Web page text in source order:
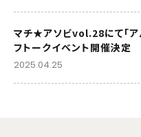
マチ★アソビvol.28にて「ア
フトークイベント開催決定
2025.04.25